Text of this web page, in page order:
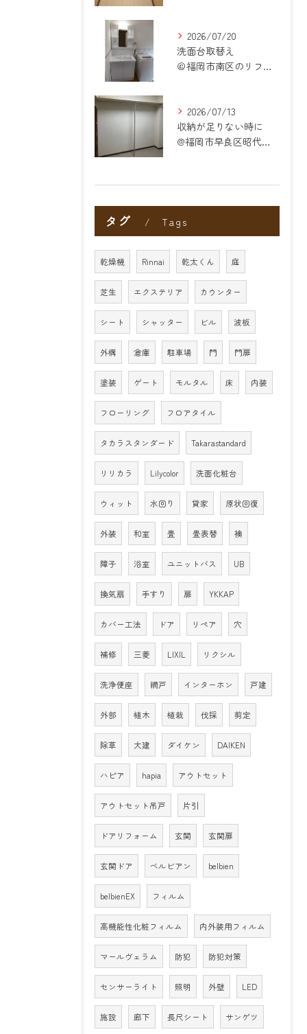
2026/07/20
洗面台取替え
＠福岡市南区のリフォーム
2026/07/13
収納が足りない時に
@福岡市早良区昭代のリフォーム
タグ Tags
乾燥機 Rinnai 乾太くん 庭
芝生 エクステリア カウンター
シート シャッター ビル 波板
外構 倉庫 駐車場 門 門扉
塗装 ゲート モルタル 床 内装
フローリング フロアタイル
タカラスタンダード Takarastandard
リリカラ Lilycolor 洗面化粧台
ウィット 水回り 貸家 原状回復
外装 和室 畳 畳表替 襖
障子 浴室 ユニットバス UB
換気扇 手すり 扉 YKKAP
カバー工法 ドア リペア 穴
補修 三菱 LIXIL リクシル
洗浄便座 網戸 インターホン 戸建
外部 植木 植栽 伐採 剪定
除草 大建 ダイケン DAIKEN
ハピア hapia アウトセット
アウトセット吊戸 片引
ドアリフォーム 玄関 玄関扉
玄関ドア ベルビアン belbien
belbienEX フィルム
高機能性化粧フィルム 内外装用フィルム
マールヴェラム 防犯 防犯対策
センサーライト 照明 外壁 LED
施設 廊下 長尺シート サンゲツ